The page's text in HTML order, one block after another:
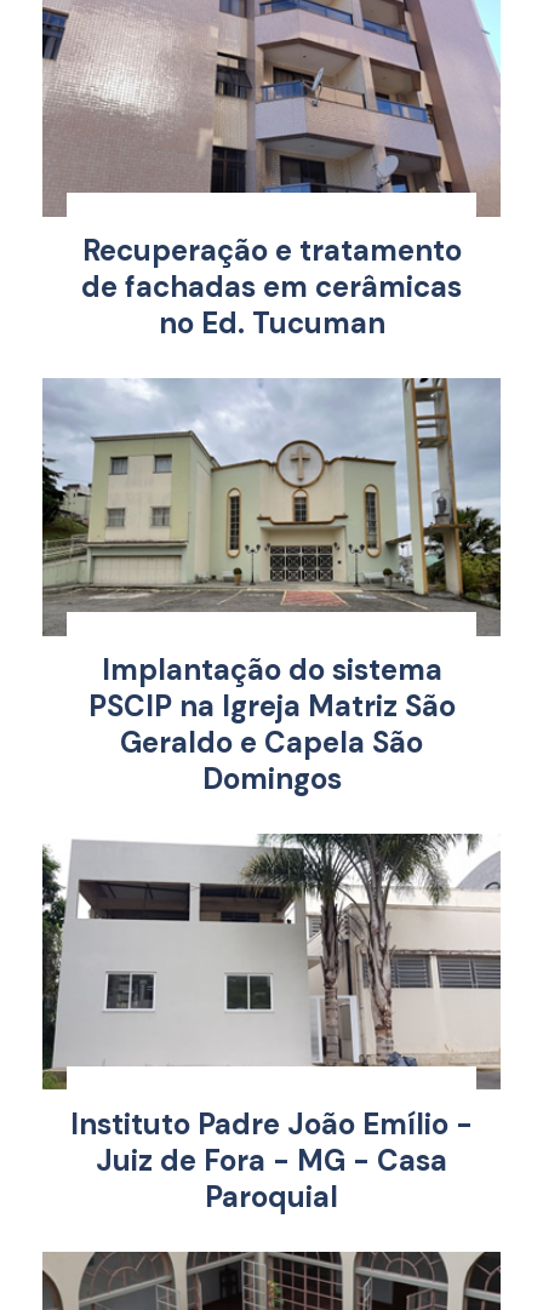
Recuperação e tratamento
de fachadas em cerâmicas
no Ed. Tucuman
Implantação do sistema
PSCIP na Igreja Matriz São
Geraldo e Capela São
Domingos
Instituto Padre João Emílio -
Juiz de Fora - MG - Casa
Paroquial